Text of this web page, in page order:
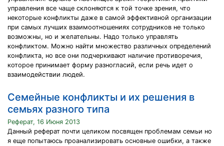
управления все чаще склоняются к той точке зрения, что
некоторые конфликты даже в самой эффективной организации
при самых лучших взаимоотношениях сотрудников не только
возможны, но и желательны. Надо только управлять
конфликтом. Можно найти множество различных определений
конфликта, но все они подчеркивают наличие противоречия,
которое принимает форму разногласий, если речь идет о
взаимодействии людей.
Семейные конфликты и их решения в
семьях разного типа
Реферат, 16 Июня 2013
Данный реферат почти целиком посвящен проблемам семьи но
я еще попытаюсь проанализировать основные ошибки, а также